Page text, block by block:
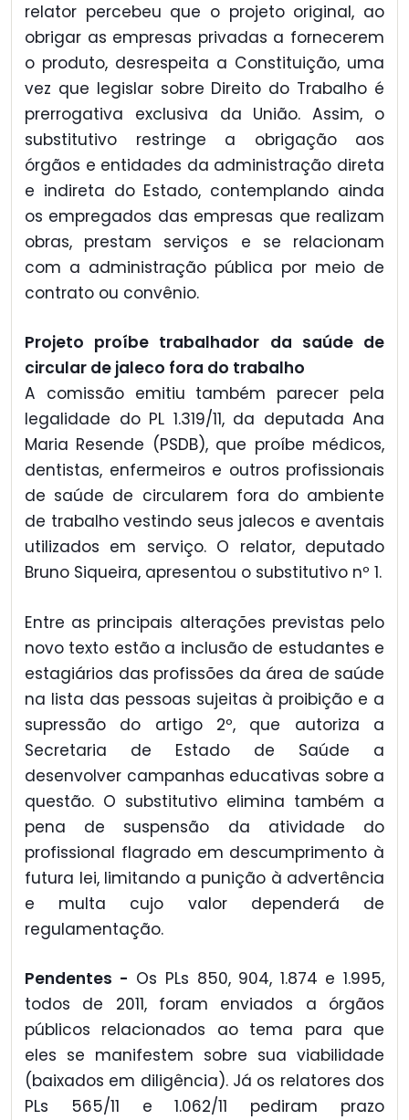
relator percebeu que o projeto original, ao
obrigar as empresas privadas a fornecerem
o produto, desrespeita a Constituição, uma
vez que legislar sobre Direito do Trabalho é
prerrogativa exclusiva da União. Assim, o
substitutivo restringe a obrigação aos
órgãos e entidades da administração direta
e indireta do Estado, contemplando ainda
os empregados das empresas que realizam
obras, prestam serviços e se relacionam
com a administração pública por meio de
contrato ou convênio.
Projeto proíbe trabalhador da saúde de
circular de jaleco fora do trabalho
A comissão emitiu também parecer pela
legalidade do PL 1.319/11, da deputada Ana
Maria Resende (PSDB), que proíbe médicos,
dentistas, enfermeiros e outros profissionais
de saúde de circularem fora do ambiente
de trabalho vestindo seus jalecos e aventais
utilizados em serviço. O relator, deputado
Bruno Siqueira, apresentou o substitutivo nº 1.
Entre as principais alterações previstas pelo
novo texto estão a inclusão de estudantes e
estagiários das profissões da área de saúde
na lista das pessoas sujeitas à proibição e a
supressão do artigo 2º, que autoriza a
Secretaria de Estado de Saúde a
desenvolver campanhas educativas sobre a
questão. O substitutivo elimina também a
pena de suspensão da atividade do
profissional flagrado em descumprimento à
futura lei, limitando a punição à advertência
e multa cujo valor dependerá de
regulamentação.
Pendentes - Os PLs 850, 904, 1.874 e 1.995,
todos de 2011, foram enviados a órgãos
públicos relacionados ao tema para que
eles se manifestem sobre sua viabilidade
(baixados em diligência). Já os relatores dos
PLs 565/11 e 1.062/11 pediram prazo